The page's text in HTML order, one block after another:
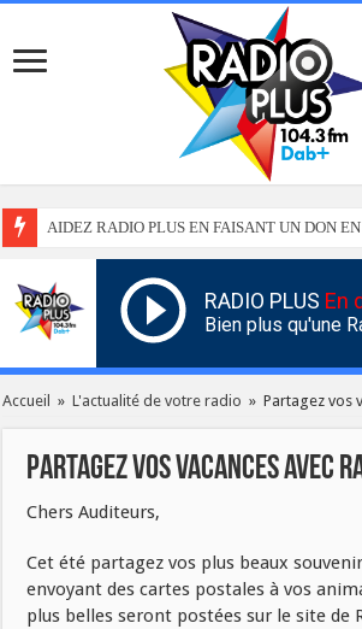
AIDEZ RADIO PLUS EN FAISANT UN DON
RADIO PLUS En
Bien plus qu'une
Accueil » L'actualité de votre radio » Partagez vos
Partagez vos vacances avec
Chers Auditeurs,
Cet été partagez vos plus beaux
envoyant des cartes postales à vos
plus belles seront postées sur le site de